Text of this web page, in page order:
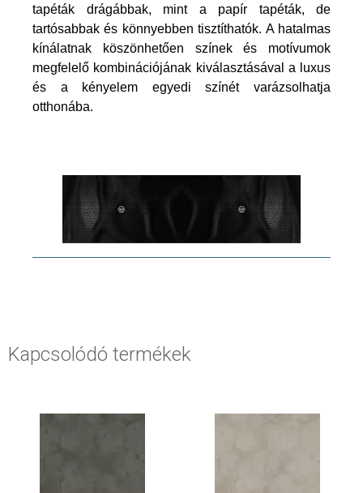
tapéták drágábbak, mint a papír tapéták, de
tartósabbak és könnyebben tisztíthatók. A hatalmas
kínálatnak köszönhetően színek és motívumok
megfelelő kombinációjának kiválasztásával a luxus
és a kényelem egyedi színét varázsolhatja
otthonába.
Kapcsolódó termékek